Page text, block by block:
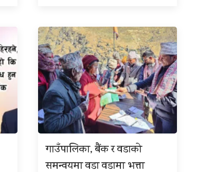
गाउँपालिका, बैंक र वडाको
समन्वयमा वडा वडामा भत्ता